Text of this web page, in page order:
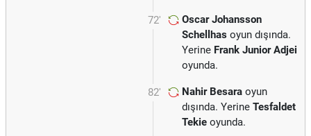
72'
Oscar Johansson
Schellhas oyun dışında.
Yerine Frank Junior Adjei
oyunda.
82' Nahir Besara oyun
dışında. Yerine Tesfaldet
Tekie oyunda.